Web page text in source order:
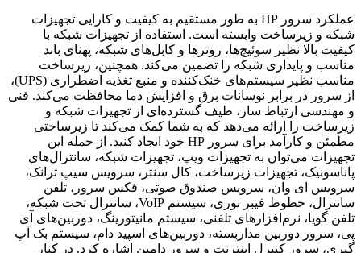
عملکرد سرور HP به طور مستقیم به کیفیت و کارایی تجهیزات
شبکه و زیرساخت وابسته است. استفاده از تجهیزات شبکه با
کیفیت بالا نظیر سوئیچ‌ها، روترها و کابل‌های شبکه، پهنای باند
مناسب و پایداری شبکه را تضمین می‌کند. همچنین، زیرساخت
مناسب نظیر سیستم‌های خنک‌کننده و منبع تغذیه اضطراری (UPS)،
از سرور در برابر نوسانات برق و افزایش دما محافظت می‌کند. فنی
و مهندسی ارتباط ساز، طیف گسترده‌ای از تجهیزات شبکه و
زیرساخت را ارائه می‌دهد که به شما کمک می‌کند تا زیرساختی
مطمئن و کارآمد برای سرور HP خود ایجاد کنید. از جمله این
تجهیزات می‌توان به تجهیزات ویپ، تجهیزات شبکه، سانترال‌های
پاناسونیک، تجهیزات زیرساخت، کال سنتر، سرویس سیپ ترانک،
سرویس ای وان، سرویس صندوق صوتی، فکس سرور، تلفن
سانترال، خطوط فیبر نوری، سیستم VoIP، سانترال تحت شبکه،
تلفن گویا، نرم‌افزارهای تلفنی، سیستم مانیتورینگ، دوربین‌های آی
پی، سرور دوربین مداربسته، دوربین‌های اسپید دام، سیستم بک آپ
گیری، سرور کنترل اینترنت و سرور دامین اشاره کرد. در کنار